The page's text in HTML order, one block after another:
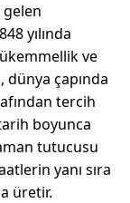
yılında
ve
çapında
tercih
boyunca
tutucusu
yanı sıra
üretir.